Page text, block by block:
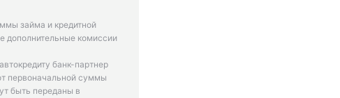
займа и кредитной
дополнительные комиссии
банк-партнер
первоначальной суммы
быть переданы в